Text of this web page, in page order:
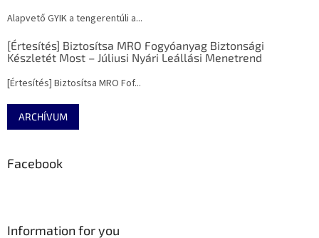
Alapvető GYIK a tengerentúli a...
[Értesítés] Biztosítsa MRO Fogyóanyag Biztonsági
Készletét Most – Júliusi Nyári Leállási Menetrend
[Értesítés] Biztosítsa MRO Fof...
ARCHÍVUM
Facebook
Information for you